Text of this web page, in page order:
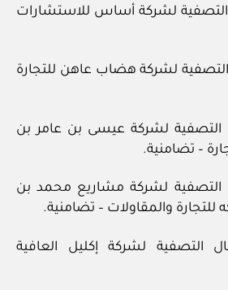
التصفية لشركة أساس للاستشارات
لشركة هضاب عاهن للتجارة
التصفية لشركة عيسى بن عامر بن
– تضامنية.
التصفية لشركة مشاريع محمد بن
والمقاولات – تضامنية.
التصفية لشركة إكليل العافية